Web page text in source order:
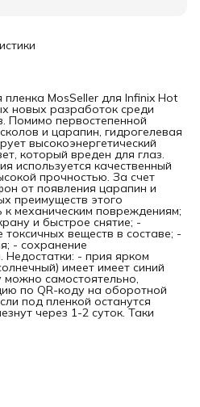
пленка MosSeller для Infinix Hot
новых разработок среди
Помимо первостепенной
и царапин, гидрогелевая
высокоэнергетический
который вреден для глаз.
используется качественный
прочностью. За счет
от появления царапин и
преимуществ этого
к механическим повреждениям;
и быстрое снятие; -
токсичных веществ в составе; -
- сохранение
Недостатки: - прия ярком
имеет имеет синий
можно самостоятельно,
по QR-коду на оборотной
под пленкой останутся
через 1-2 суток. Таки